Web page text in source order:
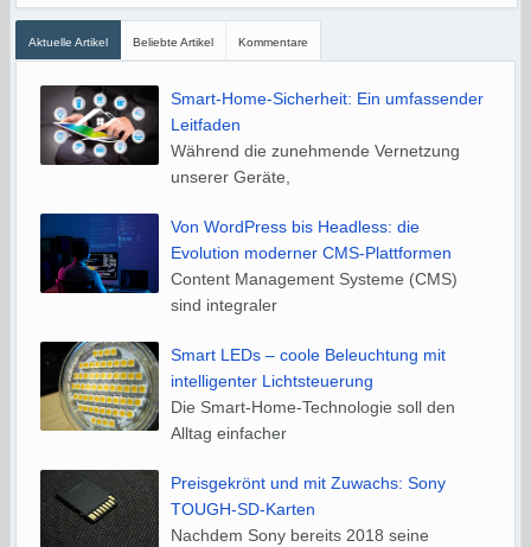
Aktuelle Artikel Beliebte Artikel Kommentare
Smart-Home-Sicherheit: Ein umfassender
Leitfaden
Während die zunehmende Vernetzung
unserer Geräte,
Von WordPress bis Headless: die
Evolution moderner CMS-Plattformen
Content Management Systeme (CMS)
sind integraler
Smart LEDs – coole Beleuchtung mit
intelligenter Lichtsteuerung
Die Smart-Home-Technologie soll den
Alltag einfacher
Preisgekrönt und mit Zuwachs: Sony
TOUGH-SD-Karten
Nachdem Sony bereits 2018 seine